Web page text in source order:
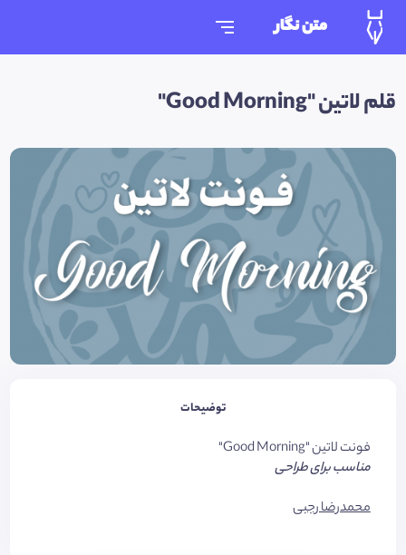
متن نگار
قلم لاتین "Good Morning"
توضیحات
فونت لاتین "Good Morning"
مناسب برای طراحی
محمدرضا رجبی